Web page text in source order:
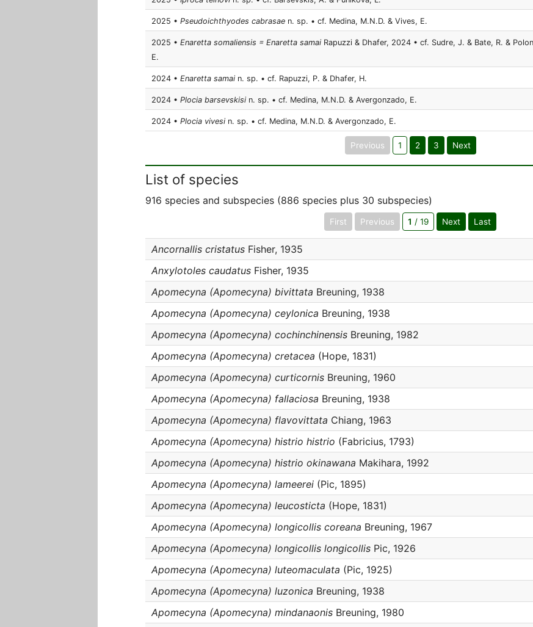
2025 • Pseudoichthyodes cabrasae n. sp. • cf. Medina, M.N.D. & Vives, E.
2025 • Enaretta somaliensis = Enaretta samai Rapuzzi & Dhafer, 2024 • cf. Sudre, J. & Bate, R. &
E.
2024 • Enaretta samai n. sp. • cf. Rapuzzi, P. & Dhafer, H.
2024 • Plocia barsevskisi n. sp. • cf. Medina, M.N.D. & Avergonzado, E.
2024 • Plocia vivesi n. sp. • cf. Medina, M.N.D. & Avergonzado, E.
Previous 1 2 3 Next
List of species
916 species and subspecies (886 species plus 30 subspecies)
First Previous 1 / 19 Next Last
Ancornallis cristatus Fisher, 1935
Anxylotoles caudatus Fisher, 1935
Apomecyna (Apomecyna) bivittata Breuning, 1938
Apomecyna (Apomecyna) ceylonica Breuning, 1938
Apomecyna (Apomecyna) cochinchinensis Breuning, 1982
Apomecyna (Apomecyna) cretacea (Hope, 1831)
Apomecyna (Apomecyna) curticornis Breuning, 1960
Apomecyna (Apomecyna) fallaciosa Breuning, 1938
Apomecyna (Apomecyna) flavovittata Chiang, 1963
Apomecyna (Apomecyna) histrio histrio (Fabricius, 1793)
Apomecyna (Apomecyna) histrio okinawana Makihara, 1992
Apomecyna (Apomecyna) lameerei (Pic, 1895)
Apomecyna (Apomecyna) leucosticta (Hope, 1831)
Apomecyna (Apomecyna) longicollis coreana Breuning, 1967
Apomecyna (Apomecyna) longicollis longicollis Pic, 1926
Apomecyna (Apomecyna) luteomaculata (Pic, 1925)
Apomecyna (Apomecyna) luzonica Breuning, 1938
Apomecyna (Apomecyna) mindanaonis Breuning, 1980